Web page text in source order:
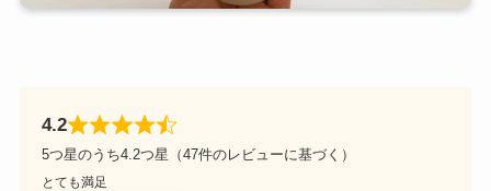
4.2
5つ星のうち4.2つ星（47件のレビューに基づく）
とても満足